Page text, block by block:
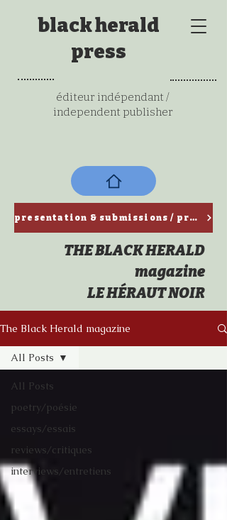
black herald
press
éditeur indépendant /
independent publisher
presentation & submissions / ​présentation & propositions de textes
THE BLACK HERALD
magazine
LE HÉRAUT NOIR
The Black Herald magazine
All Posts
poetry/poésie
essays/essais
reviews/critiques
interviews/entretiens
All Posts